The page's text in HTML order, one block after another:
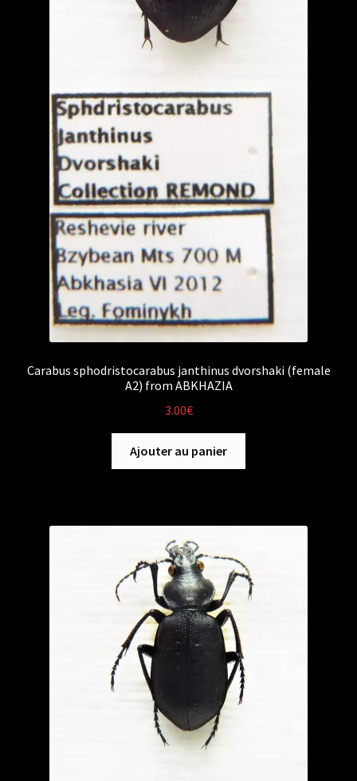
Carabus sphodristocarabus janthinus dvorshaki (female
A2) from ABKHAZIA
3.00€
Ajouter au panier